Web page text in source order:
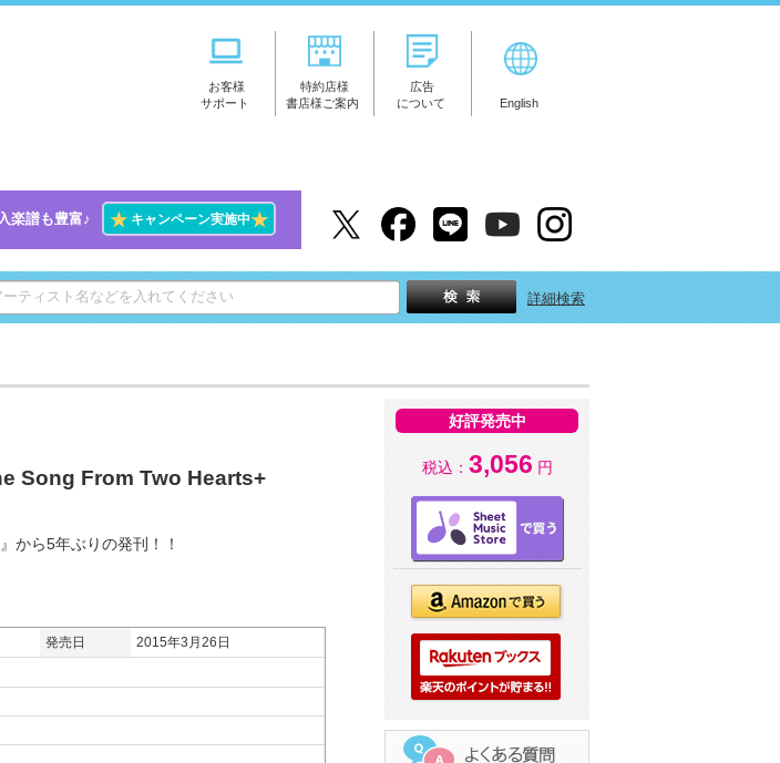
お客様
サポート
特約店様
書店様ご案内
広告
について
English
楽譜も豊富♪ ★キャンペーン実施中★
詳細検索
Song From Two Hearts+
から5年ぶりの発刊！！
発売日
2015年3月26日
好評発売中
税込： 3,056 円